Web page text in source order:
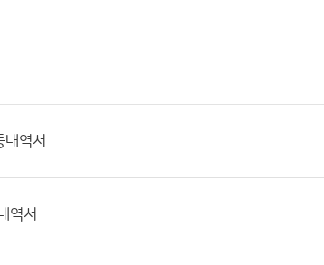
역서
역서